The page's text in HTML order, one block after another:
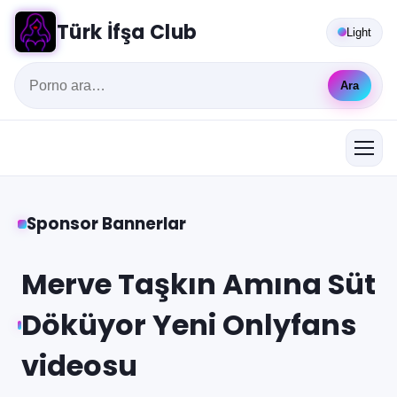
Türk İfşa Club
Ara
Light
Sponsor Bannerlar
Merve Taşkın Amına Süt
Döküyor Yeni Onlyfans
videosu